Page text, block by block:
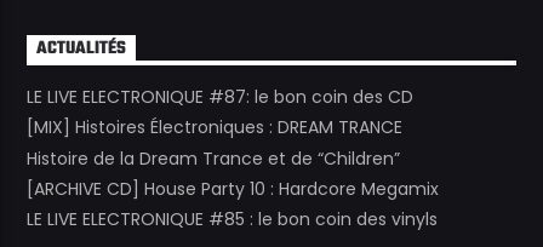
ACTUALITÉS
LE LIVE ELECTRONIQUE #87: le bon coin des CD
[MIX] Histoires Électroniques : DREAM TRANCE
Histoire de la Dream Trance et de “Children”
[ARCHIVE CD] House Party 10 : Hardcore Megamix
LE LIVE ELECTRONIQUE #85 : le bon coin des vinyls